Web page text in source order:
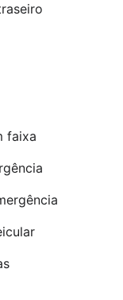
faixa